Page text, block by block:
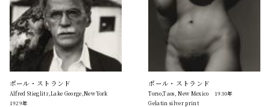
ポール・ストランド
Alfred Stieglitz,Lake George,New York
1929年
ポール・ストランド
Torso,Taos, New Mexico 1930年
Gelatin silver print